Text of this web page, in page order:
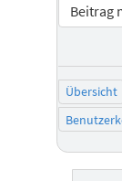
Beitrag
Übersicht